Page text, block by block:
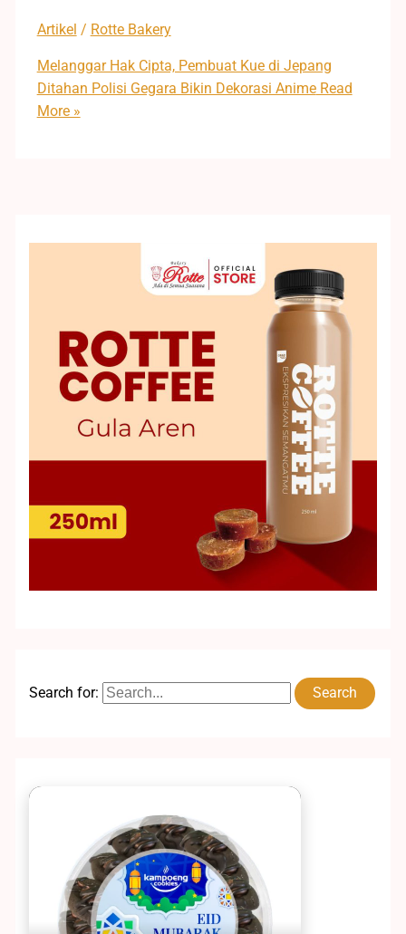
Artikel / Rotte Bakery
Melanggar Hak Cipta, Pembuat Kue di Jepang
Ditahan Polisi Gegara Bikin Dekorasi AnimeRead
More »
Search for: